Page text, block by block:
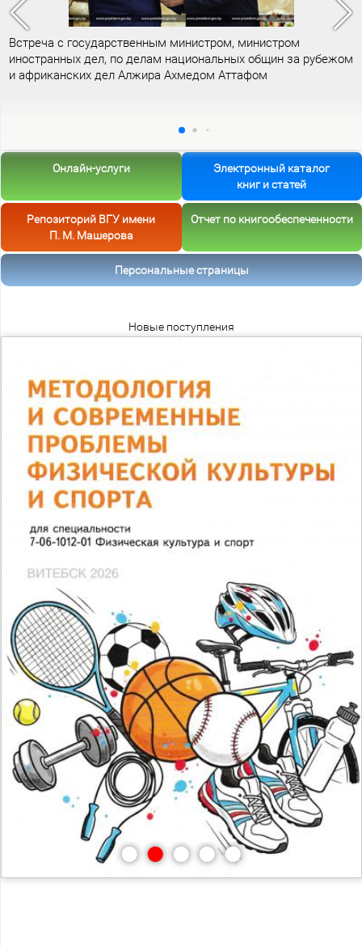
Встреча с государственным министром, министром
иностранных дел, по делам национальных общин за рубежом
и африканских дел Алжира Ахмедом Аттафом
Онлайн-услуги
Электронный каталог
книг и статей
Репозиторий ВГУ имени
П. М. Машерова
Отчет по книгообеспеченности
Персональные страницы
Новые поступления
•••••